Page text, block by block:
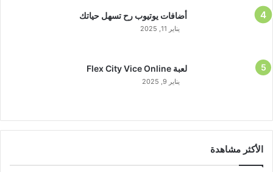
أضافات يوتيوب رح تسهل حياتك
يناير 11, 2025
لعبة Flex City Vice Online
يناير 9, 2025
الأكثر مشاهدة